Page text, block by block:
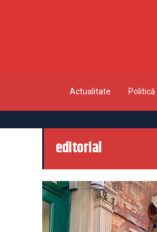
Actualitate Politică
editorial